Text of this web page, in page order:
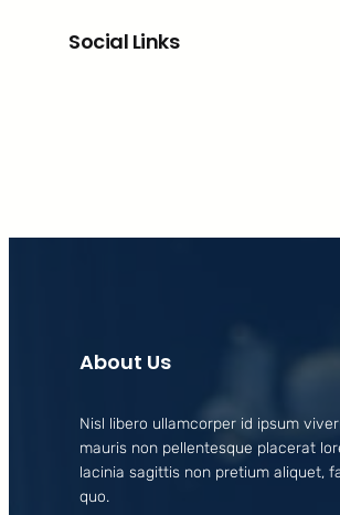
Social Links
About Us
Nisl libero ullamcorper id ipsum
mauris non pellentesque placerat
lacinia sagittis non pretium aliquet,
quo.